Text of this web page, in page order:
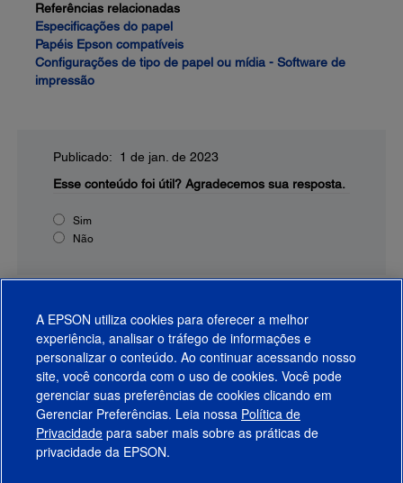
Referências relacionadas
Especificações do papel
Papéis Epson compatíveis
Configurações de tipo de papel ou mídia - Software de
impressão
Publicado: 1 de jan. de 2023
Esse conteúdo foi útil? Agradecemos sua resposta.
Sim
Não
Produtos
Suporte
A EPSON utiliza cookies para oferecer a melhor
experiência, analisar o tráfego de informações e
personalizar o conteúdo. Ao continuar acessando nosso
site, você concorda com o uso de cookies. Você pode
gerenciar suas preferências de cookies clicando em
Gerenciar Preferências. Leia nossa Política de
Privacidade para saber mais sobre as práticas de
privacidade da EPSON.